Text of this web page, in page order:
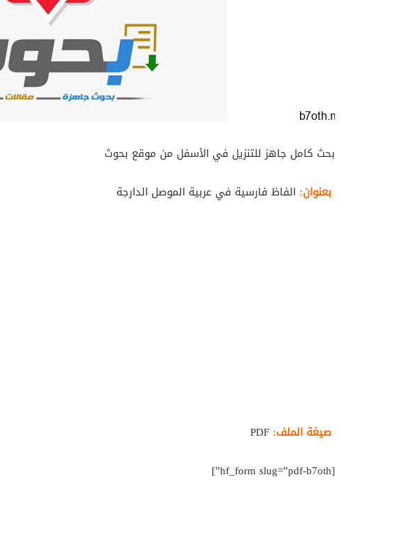
بحث كامل جاهز للتنزيل في الأسفل من موقع بحوث
بعنوان: الفاظ فارسية في عربية الموصل الدارجة
صيغة الملف:
[hf_form slug=”pdf-b7oth”]